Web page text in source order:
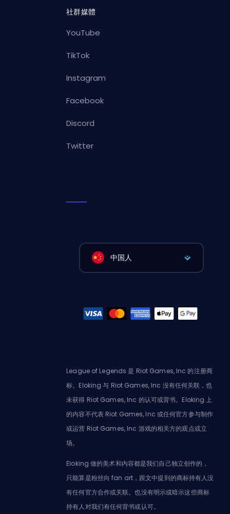
社群媒體
YouTube
TikTok
Instagram
Facebook
Discord
Twitter
中国人
League of Legends 是 Riot Games, Inc 的注册商
标。Eloking 与 Riot Games, Inc 没有任何关联，也
未获得 Riot Games, Inc 的认可或背书。Eloking 上
的内容不代表 Riot Games, Inc 或任何官方参与制作
或运营 Riot Games, Inc 游戏的相关方的观点或立
场。
Eloking 做的美术和内容都是我们自己独立创作的，
只能算是粉丝向 fan art，跟文中提到的商标持有人没
有任何官方合作或关联。也没有明示或暗示这些商标
持有人对我们有任何背书或认可。